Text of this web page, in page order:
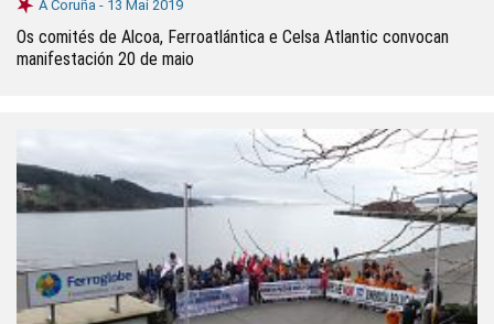
A Coruña - 13 Mai 2019
Os comités de Alcoa, Ferroatlántica e Celsa Atlantic convocan
manifestación 20 de maio